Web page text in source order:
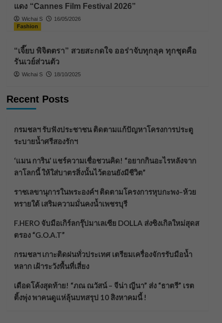
แดง “Cannes Film Festival 2026”
Wichai S
16/05/2026
Fashion
“เจี๊ยบ พิจิตตรา” สวยสะกดใจ ออร่าจับทุกลุค ทุกชุดคือ
รันเวย์ส่วนตัว
Wichai S 18/10/2025
Recent Posts
กรมชลฯ รับฟังประชาชน ติดตามแก้ปัญหาโครงการประตู
ระบายน้ำศรีสองรักฯ
‘แมน การิน’ แชร์ความเชื่อชวนคิด! “อยากกินอะไรหลังจาก
ลาโลกนี้ ให้ใส่บาตรสิ่งนั้นไว้ตอนยังมีชีวิต”
ราชเลขานุการในพระองค์ฯ ติดตามโครงการหุบกะพง–ห้วย
ทรายใต้ เสริมความมั่นคงน้ำเพชรบุรี
F.HERO จับมือเกิร์ลกรุ๊ปมาเลเซีย DOLLA ส่งซิงเกิลใหม่สุดส
ตรอง “G.O.A.T”
กรมชลฯ เกาะติดฝนทั่วประเทศ เตรียมเครื่องจักรรับมือน้ำ
หลาก เฝ้าระวังพื้นที่เสี่ยง
เดือดโค้งสุดท้าย! “ภณ ณวัสน์ – จีน่า ญีนา” ส่ง “ธาตรี” เรต
ติ้งพุ่ง พาคนดูแห่ลุ้นบทสรุป 10 สิงหาคมนี้ !